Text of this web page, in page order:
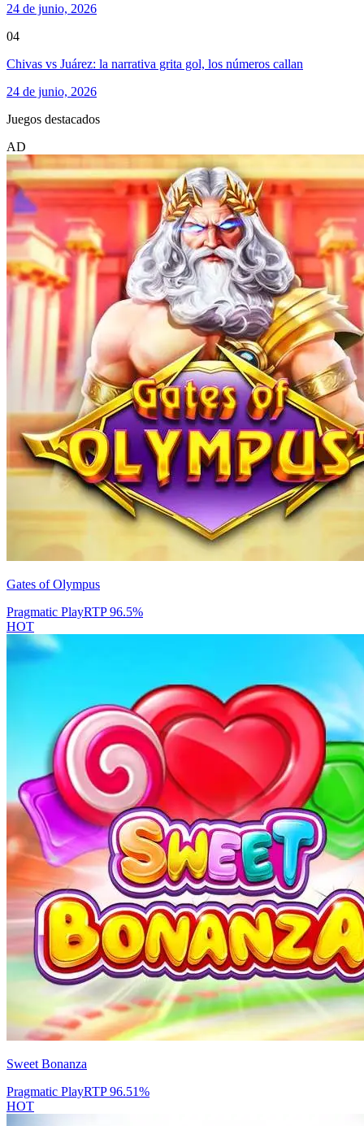
24 de junio, 2026
04
Chivas vs Juárez: la narrativa grita gol, los números callan
24 de junio, 2026
Juegos destacados
AD
Gates of Olympus
Pragmatic PlayRTP96.5%
HOT
Sweet Bonanza
Pragmatic PlayRTP96.51%
HOT